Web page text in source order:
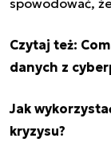
Czytaj też:
danych z
Jak
kryzysu?